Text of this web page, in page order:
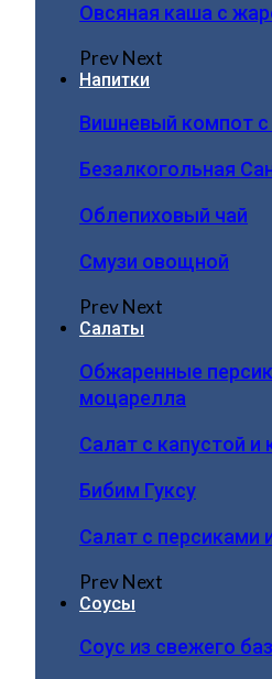
Овсяная каша с
PrevNext
Напитки
Вишневый компот с
Безалкогольная
Облепиховый чай
Смузи овощной
PrevNext
Салаты
Обжаренные
моцарелла
Салат с капустой
Бибим Гуксу
Салат с персиками
PrevNext
Соусы
Соус из свежего